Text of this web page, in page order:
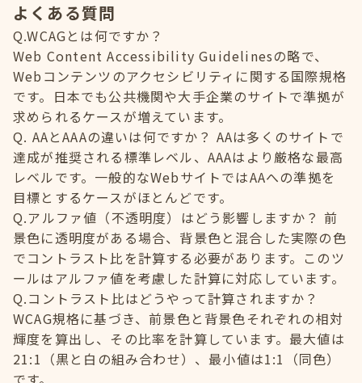
よくある質問
Q.WCAGとは何ですか？
Web Content Accessibility Guidelinesの略で、
Webコンテンツのアクセシビリティに関する国際規格
です。日本でも公共機関や大手企業のサイトで準拠が
求められるケースが増えています。
Q. AAとAAAの違いは何ですか？ AAは多くのサイトで
達成が推奨される標準レベル、AAAはより厳格な最高
レベルです。一般的なWebサイトではAAへの準拠を
目標とするケースがほとんどです。
Q.アルファ値（不透明度）はどう影響しますか？ 前
景色に透明度がある場合、背景色と混合した実際の色
でコントラスト比を計算する必要があります。このツ
ールはアルファ値を考慮した計算に対応しています。
Q.コントラスト比はどうやって計算されますか？
WCAG規格に基づき、前景色と背景色それぞれの相対
輝度を算出し、その比率を計算しています。最大値は
21:1（黒と白の組み合わせ）、最小値は1:1（同色）